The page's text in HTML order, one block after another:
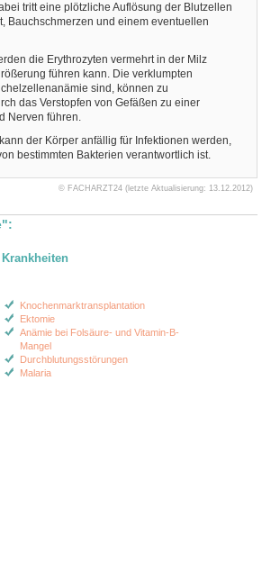
tritt eine plötzliche Auflösung der Blutzellen
Bauchschmerzen und einem eventuellen
die Erythrozyten vermehrt in der Milz
führen kann. Die verklumpten
sind, können zu
das Verstopfen von Gefäßen zu einer
Nerven führen.
der Körper anfällig für Infektionen werden,
bestimmten Bakterien verantwortlich ist.
© FACHARZT24 (letzte Aktualisierung: 13.12.2012)
Krankheiten
Knochenmarktransplantation
Ektomie
Anämie bei Folsäure- und Vitamin-B-
Mangel
Durchblutungsstörungen
Malaria